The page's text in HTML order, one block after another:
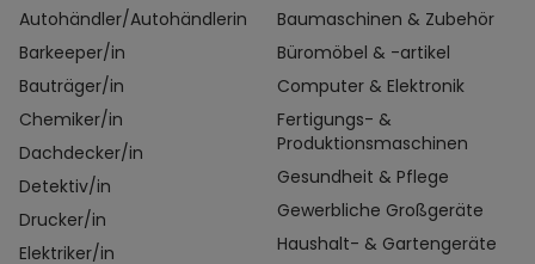
Autohändler/Autohändlerin
Barkeeper/in
Bauträger/in
Chemiker/in
Dachdecker/in
Detektiv/in
Drucker/in
Elektriker/in
Baumaschinen & Zubehör
Büromöbel & -artikel
Computer & Elektronik
Fertigungs- &
Produktionsmaschinen
Gesundheit & Pflege
Gewerbliche Großgeräte
Haushalt- & Gartengeräte